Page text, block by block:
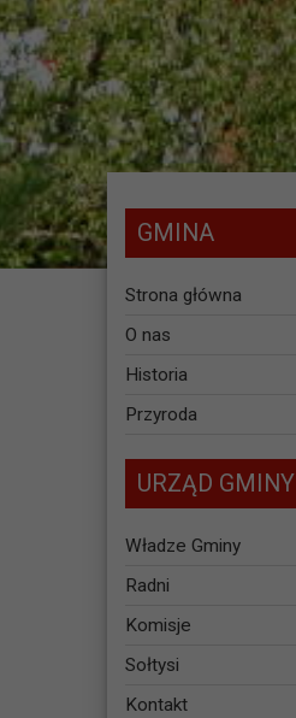
GMINA
Strona główna
O nas
Historia
Przyroda
URZĄD GMINY
Władze Gminy
Radni
Komisje
Sołtysi
Kontakt